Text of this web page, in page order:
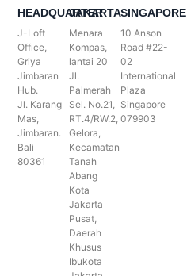
HEADQUARTER
J-Loft
Office,
Griya
Jimbaran
Hub.
Jl. Karang
Mas,
Jimbaran.
Bali
80361
JAKARTA
Menara
Kompas,
lantai 20
Jl.
Palmerah
Sel. No.21,
RT.4/RW.2,
Gelora,
Kecamatan
Tanah
Abang
Kota
Jakarta
Pusat,
Daerah
Khusus
Ibukota
SINGAPORE
10 Anson
Road #22-
02
International
Plaza
Singapore
079903